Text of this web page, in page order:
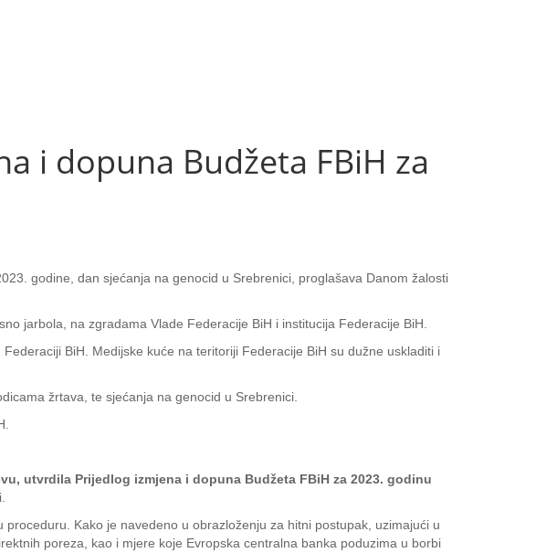
i dopuna Budžeta FBiH za
godine, dan sjećanja na genocid u Srebrenici, proglašava Danom žalosti
jarbola, na zgradama Vlade Federacije BiH i institucija Federacije BiH.
BiH. Medijske kuće na teritoriji Federacije BiH su dužne uskladiti i
žrtava, te sjećanja na genocid u Srebrenici.
utvrdila Prijedlog izmjena i dopuna Budžeta FBiH za 2023. godinu
Kako je navedeno u obrazloženju za hitni postupak, uzimajući u
poreza, kao i mjere koje Evropska centralna banka poduzima u borbi